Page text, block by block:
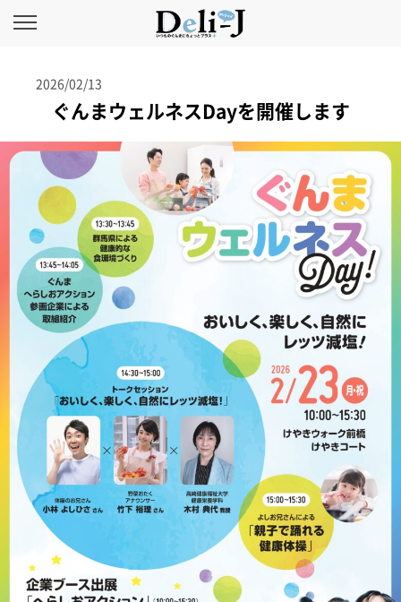
2026/02/13
ぐんまウェルネスDayを開催します